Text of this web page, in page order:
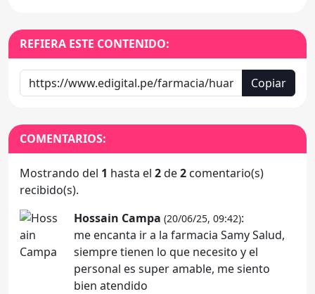
REFIERA ESTE CONTENIDO:
Copiar
COMENTARIOS:
Mostrando del 1 hasta el 2de2 comentario(s)
recibido(s).
Hossain Campa (20/06/25, 09:42):
me encanta ir a la farmacia Samy Salud,
siempre tienen lo que necesito y el
personal es super amable, me siento
bien atendido